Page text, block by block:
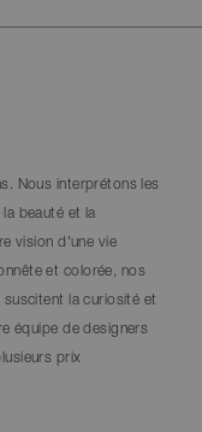
Nous interprétons les
beauté et la
vision d'une vie
et colorée, nos
la curiosité et
équipe de designers
prix